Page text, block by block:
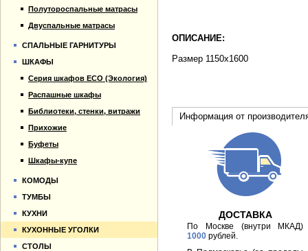
ОПИСАНИЕ:
Размер 1150x1600
Информация от
ДОСТАВКА
По Москве (внутри МКАД)
1000 рублей.
Полутороспальные матрасы
Двуспальные матрасы
СПАЛЬНЫЕ ГАРНИТУРЫ
ШКАФЫ
Серия шкафов ECO (Экология)
Распашные шкафы
Библиотеки, стенки, витражи
Прихожие
Буфеты
Шкафы-купе
КОМОДЫ
ТУМБЫ
КУХНИ
КУХОННЫЕ УГОЛКИ
СТОЛЫ